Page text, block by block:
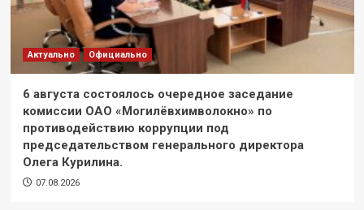
Актуально Официально
6 августа состоялось очередное заседание
комиссии ОАО «Могилёвхимволокно» по
противодействию коррупции под
председательством генерального директора
Олега Курилина.
07.08.2026